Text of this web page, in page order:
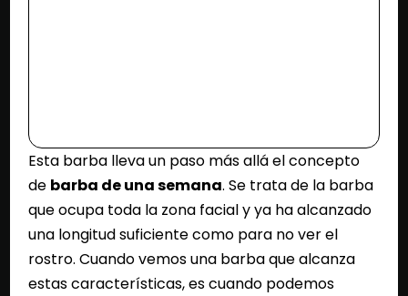
Esta barba lleva un paso más allá el concepto
de barba de una semana. Se trata de la barba
que ocupa toda la zona facial y ya ha alcanzado
una longitud suficiente como para no ver el
rostro. Cuando vemos una barba que alcanza
estas características, es cuando podemos